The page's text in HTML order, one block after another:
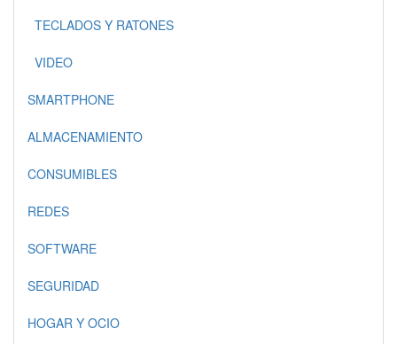
TECLADOS Y RATONES
VIDEO
SMARTPHONE
ALMACENAMIENTO
CONSUMIBLES
REDES
SOFTWARE
SEGURIDAD
HOGAR Y OCIO